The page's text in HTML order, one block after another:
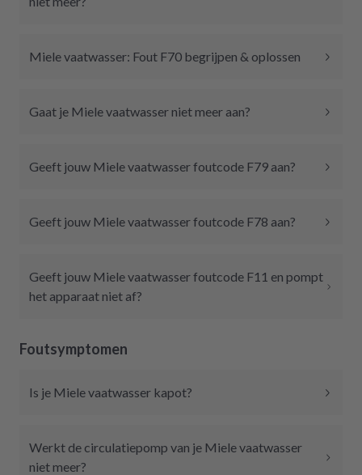
Miele vaatwasser: Fout F70 begrijpen & oplossen
Gaat je Miele vaatwasser niet meer aan?
Geeft jouw Miele vaatwasser foutcode F79 aan?
Geeft jouw Miele vaatwasser foutcode F78 aan?
Geeft jouw Miele vaatwasser foutcode F11 en pompt
het apparaat niet af?
Foutsymptomen
Is je Miele vaatwasser kapot?
Werkt de circulatiepomp van je Miele vaatwasser
niet meer?